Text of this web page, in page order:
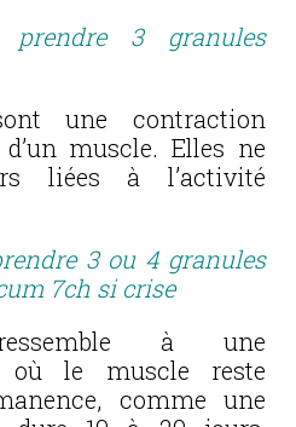
prendre 3 granules
une contraction
muscle. Elles ne
liées à l’activité
3 ou 4 granules
7ch si crise
à une
où le muscle reste
comme une